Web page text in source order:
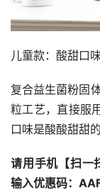
儿童款：酸甜口
复合益生菌粉固
粒工艺，直接服
口味是酸酸甜甜
请用手机【扫一
输入优惠码：